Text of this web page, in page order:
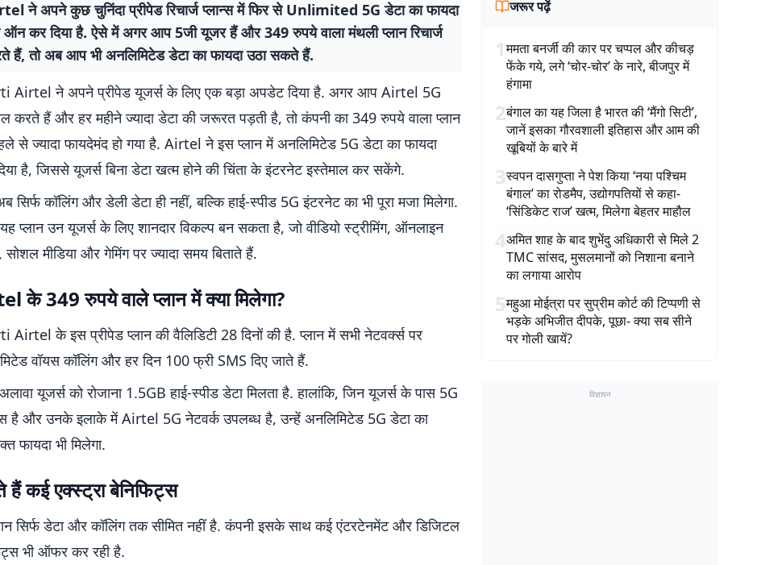
ने अपने कुछ चुनिंदा प्रीपेड रिचार्ज प्लान्स में फिर से Unlimited 5G डेटा का फायदा
कर दिया है. ऐसे में अगर आप 5जी यूजर हैं और 349 रुपये वाला मंथली प्लान रिचार्ज
हैं, तो अब आप भी अनलिमिटेड डेटा का फायदा उठा सकते हैं.
Airtel ने अपने प्रीपेड यूजर्स के लिए एक बड़ा अपडेट दिया है. अगर आप Airtel 5G
करते हैं और हर महीने ज्यादा डेटा की जरूरत पड़ती है, तो कंपनी का 349 रुपये वाला प्लान
से ज्यादा फायदेमंद हो गया है. Airtel ने इस प्लान में अनलिमिटेड 5G डेटा का फायदा
है, जिससे यूजर्स बिना डेटा खत्म होने की चिंता के इंटरनेट इस्तेमाल कर सकेंगे.
सिर्फ कॉलिंग और डेली डेटा ही नहीं, बल्कि हाई-स्पीड 5G इंटरनेट का भी पूरा मजा मिलेगा.
प्लान उन यूजर्स के लिए शानदार विकल्प बन सकता है, जो वीडियो स्ट्रीमिंग, ऑनलाइन
मीडिया और गेमिंग पर ज्यादा समय बिताते हैं.
के 349 रुपये वाले प्लान में क्या मिलेगा?
Airtel के इस प्रीपेड प्लान की वैलिडिटी 28 दिनों की है. प्लान में सभी नेटवर्क्स पर
वॉयस कॉलिंग और हर दिन 100 फ्री SMS दिए जाते हैं.
यूजर्स को रोजाना 1.5GB हाई-स्पीड डेटा मिलता है. हालांकि, जिन यूजर्स के पास 5G
है और उनके इलाके में Airtel 5G नेटवर्क उपलब्ध है, उन्हें अनलिमिटेड 5G डेटा का
फायदा भी मिलेगा.
हैं कई एक्स्ट्रा बेनिफिट्स
सिर्फ डेटा और कॉलिंग तक सीमित नहीं है. कंपनी इसके साथ कई एंटरटेनमेंट और डिजिटल
भी ऑफर कर रही है.
जरूर पढ़ें
1ममता बनर्जी की कार पर चप्पल और कीचड़
फेंके गये, लगे ‘चोर-चोर’ के नारे, बीजपुर में
हंगामा
2बंगाल का यह जिला है भारत की ‘मैंगो सिटी’,
जानें इसका गौरवशाली इतिहास और आम की
खूबियों के बारे में
3स्वपन दासगुप्ता ने पेश किया ‘नया पश्चिम
बंगाल’ का रोडमैप, उद्योगपतियों से कहा-
‘सिंडिकेट राज’ खत्म, मिलेगा बेहतर माहौल
4अमित शाह के बाद शुभेंदु अधिकारी से मिले 2
TMC सांसद, मुसलमानों को निशाना बनाने
का लगाया आरोप
5महुआ मोईत्रा पर सुप्रीम कोर्ट की टिप्पणी से
भड़के अभिजीत दीपके, पूछा- क्या सब सीने
पर गोली खायें?
विज्ञापन